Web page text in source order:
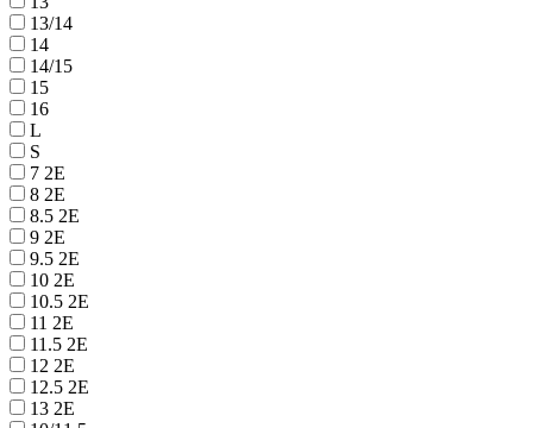
13/14
14
14/15
15
16
L
S
7 2E
8 2E
8.5 2E
9 2E
9.5 2E
10 2E
10.5 2E
11 2E
11.5 2E
12 2E
12.5 2E
13 2E